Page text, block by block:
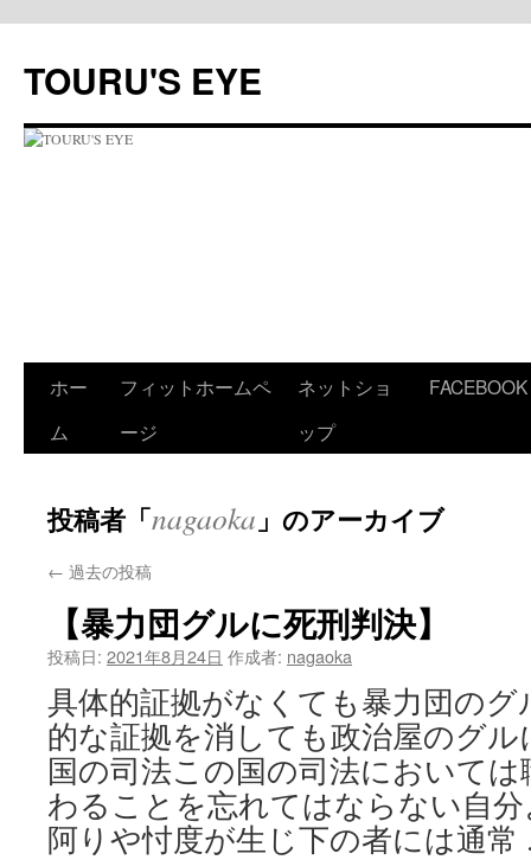
テ
ン
へ
TOURU'S EYE
ホー
ム
フィットホームペ
ージ
ネットショ
ップ
FACEBOOK
投稿者「nagaoka 」のアーカイブ
← 過去の投稿
【暴力団グルに死刑判決】
投稿日: 2021年8月24日 作成者: nagaoka
具体的証拠がなくても暴力団のグ
的な証拠を消しても政治屋のグ
国の司法この国の司法において
わることを忘れてはならない自
阿りや忖度が生じ下の者には通